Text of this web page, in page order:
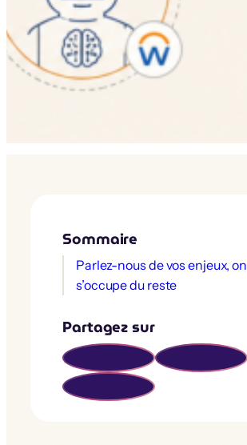
Sommaire
Parlez-nous de vos enjeux, on
s’occupe du reste
Partagez sur